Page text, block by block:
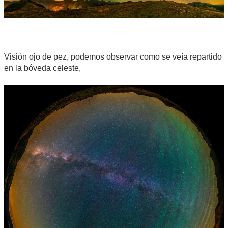
Visión ojo de pez, podemos observar como se veía repartido
en la bóveda celeste,